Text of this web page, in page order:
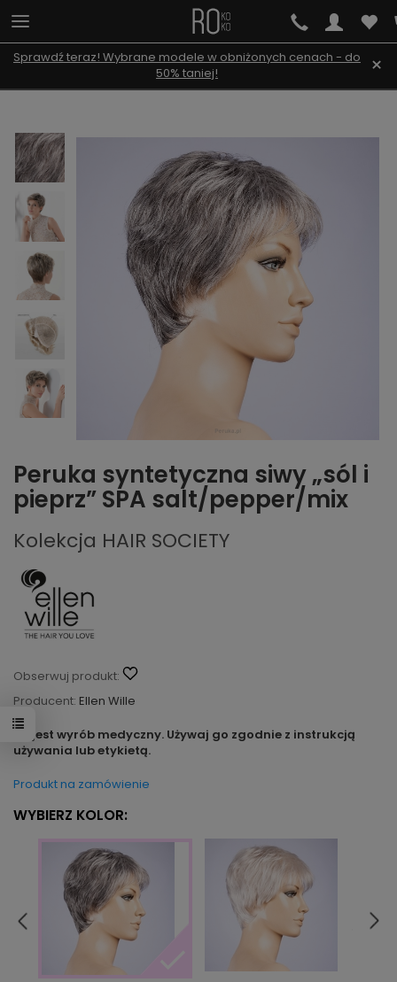
Sprawdź teraz! Wybrane modele w obniżonych cenach - do
50% taniej!
×
Peruka syntetyczna siwy „sól i
pieprz” SPA salt/pepper/mix
Kolekcja HAIR SOCIETY
Obserwuj produkt:
Producent: Ellen Wille
To jest wyrób medyczny. Używaj go zgodnie z instrukcją
używania lub etykietą.
Produkt na zamówienie
WYBIERZ KOLOR: